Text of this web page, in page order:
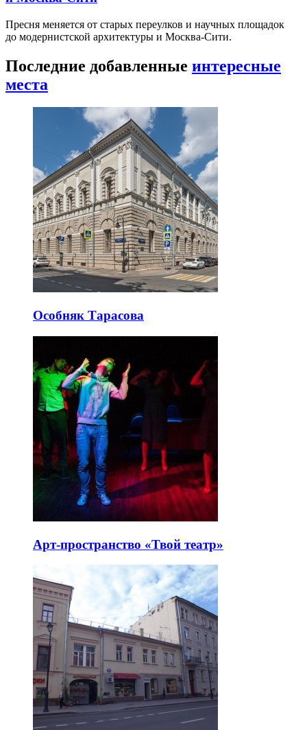
Пресня меняется от старых переулков и научных площадок
до модернистской архитектуры и Москва-Сити.
Последние добавленные интересные
места
Особняк Тарасова
Арт-пространство «Твой театр»